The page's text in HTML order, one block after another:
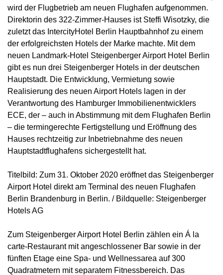
wird der Flugbetrieb am neuen Flughafen aufgenommen.
Direktorin des 322-Zimmer-Hauses ist Steffi Wisotzky, die
zuletzt das IntercityHotel Berlin Hauptbahnhof zu einem
der erfolgreichsten Hotels der Marke machte. Mit dem
neuen Landmark-Hotel Steigenberger Airport Hotel Berlin
gibt es nun drei Steigenberger Hotels in der deutschen
Hauptstadt. Die Entwicklung, Vermietung sowie
Realisierung des neuen Airport Hotels lagen in der
Verantwortung des Hamburger Immobilienentwicklers
ECE, der – auch in Abstimmung mit dem Flughafen Berlin
– die termingerechte Fertigstellung und Eröffnung des
Hauses rechtzeitig zur Inbetriebnahme des neuen
Hauptstadtflughafens sichergestellt hat.
Titelbild: Zum 31. Oktober 2020 eröffnet das Steigenberger
Airport Hotel direkt am Terminal des neuen Flughafen
Berlin Brandenburg in Berlin. / Bildquelle: Steigenberger
Hotels AG
Zum Steigenberger Airport Hotel Berlin zählen ein Á la
carte-Restaurant mit angeschlossener Bar sowie in der
fünften Etage eine Spa- und Wellnessarea auf 300
Quadratmetern mit separatem Fitnessbereich. Das